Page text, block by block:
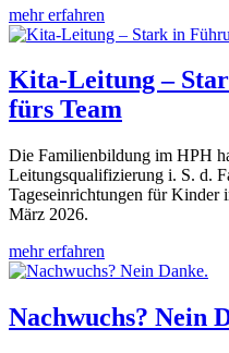
mehr erfahren
Kita-Leitung –
fürs Team
Die Familienbildung im HPH
Leitungsqualifizierung i. S. d.
Tageseinrichtungen für Kinder
März 2026.
mehr erfahren
Nachwuchs? Nein